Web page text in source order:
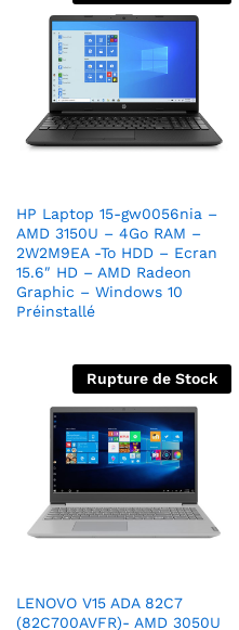
HP Laptop 15-gw0056nia –
AMD 3150U – 4Go RAM –
2W2M9EA -To HDD – Ecran
15.6″ HD – AMD Radeon
Graphic – Windows 10
Préinstallé
Rupture de Stock
LENOVO V15 ADA 82C7
(82C700AVFR)- AMD 3050U